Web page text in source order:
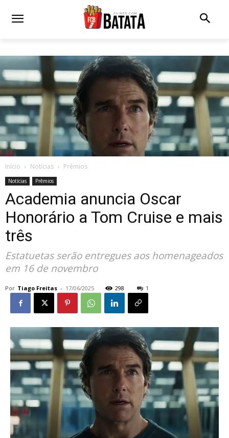
Início Notícias Prêmios
Notícias Prêmios
Academia anuncia Oscar
Honorário a Tom Cruise e mais
três
Estatuetas serão entregues aos homenageados
em 16 de novembro
Por Tiago Freitas - 17/06/2025 298 1